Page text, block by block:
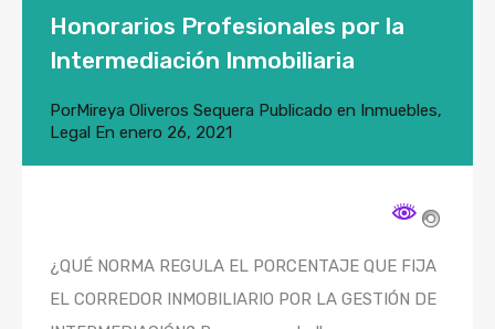
Honorarios Profesionales por la
Intermediación Inmobiliaria
PorMireya Oliveros Sequera Publicado en Inmuebles,
Legal En enero 26, 2021
¿QUÉ NORMA REGULA EL PORCENTAJE QUE FIJA
EL CORREDOR INMOBILIARIO POR LA GESTIÓN DE